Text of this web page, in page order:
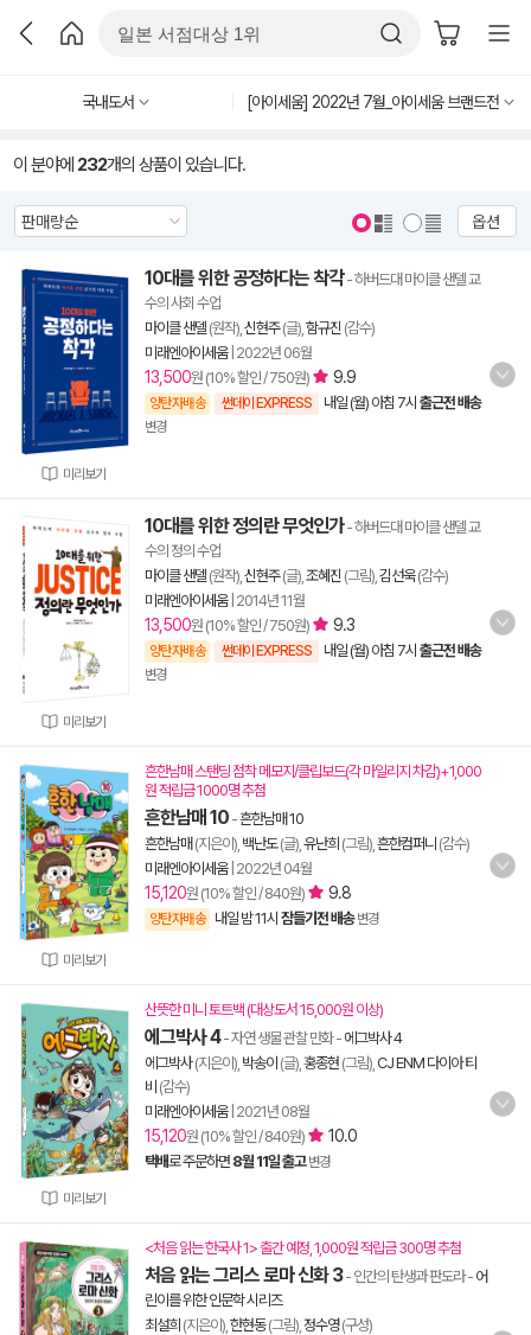
국내도서 [아이세움] 2022년 7월_아이세움 브랜드전
이 분야에 232개의 상품이 있습니다.
옵션
미리보기
10대를 위한 공정하다는 착각- 하버드대 마이클 샌델 교
수의 사회 수업
마이클 샌델 (원작), 신현주(글), 함규진 (감수)
미래엔아이세움| 2022년 06월
13,500원 (10% 할인 / 750원) 9.9
양탄자배송 썬데이 EXPRESS 내일 (월) 아침 7시 출근전 배송
변경
미리보기
10대를 위한 정의란 무엇인가- 하버드대 마이클 샌델 교
수의 정의 수업
마이클 샌델 (원작), 신현주(글), 조혜진 (그림), 김선욱(감수)
미래엔아이세움| 2014년 11월
13,500원 (10% 할인 / 750원) 9.3
양탄자배송 썬데이 EXPRESS 내일 (월) 아침 7시 출근전 배송
변경
미리보기
흔한남매 스탠딩 점착 메모지/클립보드(각 마일리지 차감)+1,000
원 적립금 1000명 추첨
흔한남매 10 -흔한남매 10
흔한남매 (지은이), 백난도(글), 유난희 (그림), 흔한컴퍼니 (감수)
미래엔아이세움| 2022년 04월
15,120원 (10% 할인 / 840원) 9.8
양탄자배송 내일 밤 11시 잠들기전 배송 변경
미리보기
산뜻한 미니 토트백 (대상도서 15,000원 이상)
에그박사 4- 자연 생물 관찰 만화- 에그박사 4
에그박사(지은이), 박송이 (글), 홍종현 (그림), CJ ENM 다이아 티
비 (감수)
미래엔아이세움| 2021년 08월
15,120원 (10% 할인 / 840원) 10.0
택배로 주문하면 8월 11일 출고 변경
<처음 읽는 한국사 1> 출간 예정, 1,000원 적립금 300명 추첨
처음 읽는 그리스 로마 신화 3- 인간의 탄생과 판도라- 어
린이를 위한 인문학 시리즈
최설희 (지은이), 한현동(그림), 정수영(구성)